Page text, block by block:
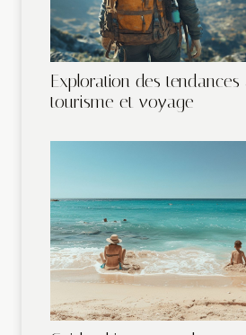
Exploration des tendances
tourisme et voyage